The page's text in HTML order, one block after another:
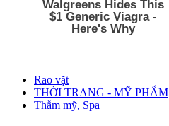
Rao vặt
THỜI TRANG - MỸ PHẨM
Thẫm mỹ, Spa